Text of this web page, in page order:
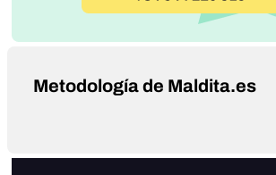
Metodología de Maldita.es